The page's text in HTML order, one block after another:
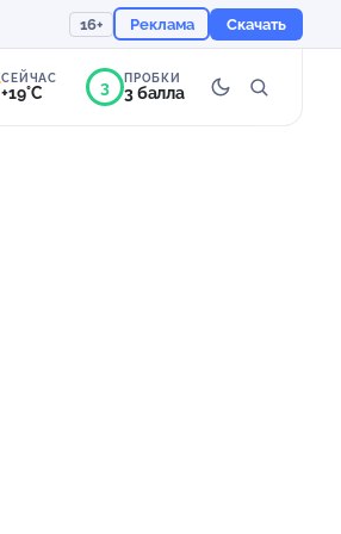
16+ Реклама Скачать
СЕЙЧАС
+19°C 3 ПРОБКИ
3 балла